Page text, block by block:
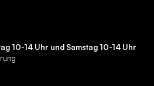
10-14 Uhr und Samstag 10-14 Uhr